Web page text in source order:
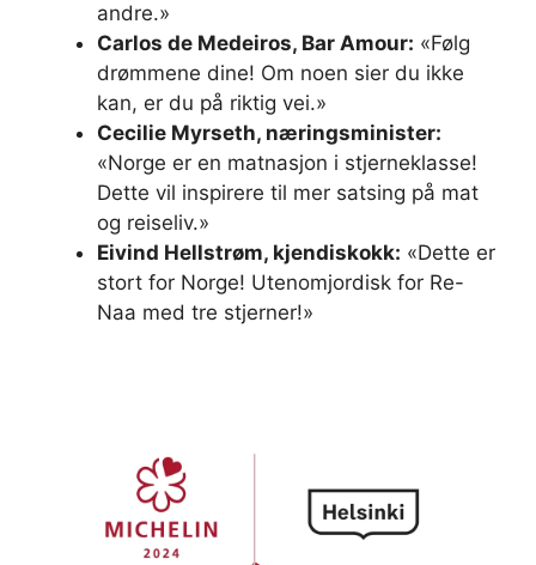
andre.»
Carlos de Medeiros, Bar Amour: «Følg
drømmene dine! Om noen sier du ikke
kan, er du på riktig vei.»
Cecilie Myrseth, næringsminister:
«Norge er en matnasjon i stjerneklasse!
Dette vil inspirere til mer satsing på mat
og reiseliv.»
Eivind Hellstrøm, kjendiskokk: «Dette er
stort for Norge! Utenomjordisk for Re-
Naa med tre stjerner!»